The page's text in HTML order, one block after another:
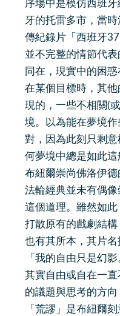
序場中是模仿西班
牙的托雷多市，當
傳紀錄片「西班牙
並不完整的情節代
同在，現實中的困
在某個目標時，其
現的，一些不相關(
境。以為能在夢境
對，因為此刻只剩
何夢境中總是如此這
布紐爾崇尚佛洛伊
法輪經典並未有偶
這個道理。雖然如此
打散原有的戲劇結
也有其所本，其片
「我的自由只是幻
其實自由或自在一
的議題與思考的方
「荒謬」是布紐爾